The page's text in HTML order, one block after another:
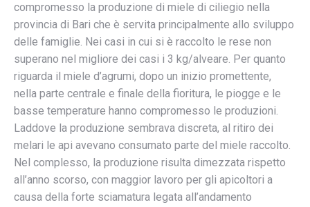
compromesso la produzione di miele di ciliegio nella
provincia di Bari che è servita principalmente allo sviluppo
delle famiglie. Nei casi in cui si è raccolto le rese non
superano nel migliore dei casi i 3 kg/alveare. Per quanto
riguarda il miele d’agrumi, dopo un inizio promettente,
nella parte centrale e finale della fioritura, le piogge e le
basse temperature hanno compromesso le produzioni.
Laddove la produzione sembrava discreta, al ritiro dei
melari le api avevano consumato parte del miele raccolto.
Nel complesso, la produzione risulta dimezzata rispetto
all’anno scorso, con maggior lavoro per gli apicoltori a
causa della forte sciamatura legata all’andamento